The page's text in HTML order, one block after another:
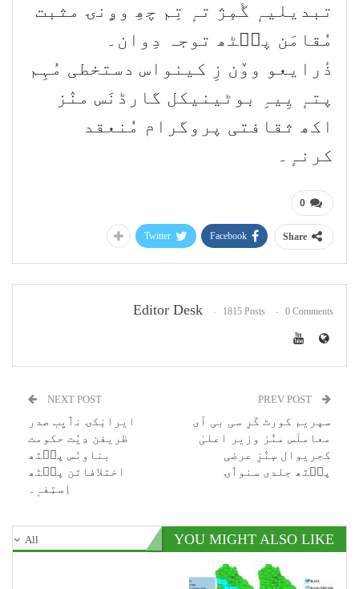
تبدیلیہٕ گٔمٕژ تہٕ تِم چھِ وۄنۍ مثبت
مُقامَن پٮ۪ٹھ توجہ دِوان۔
ذٔرایعو ووٚن زِ کینواس دستخطی مُہِم
پتہٕ یِیہِ بوٹینیکل گارڈنَس منٛز
اکھ ثقافتی پروگرام مُنعقد
کرنہٕ۔
0
Share
Facebook
Twitter
Editor Desk 1815 Posts 0 Comments
سپریم کورٹ کَرِ سی بی آی
معاملَس منٛز وزیر اعلیٰ
کجریوال سٕنٛزِ عرضی
پٮ۪ٹھ جلدی سنوٲۍ
NEXT POST
ایرانٕکۍ نٲیِب صدر
ظریفن دِیُت حکومت
بناونَس پٮ۪ٹھ
اختلافاتن پٮ۪ٹھ
اِستِفہٕ۔
All YOU MIGHT ALSO LIKE